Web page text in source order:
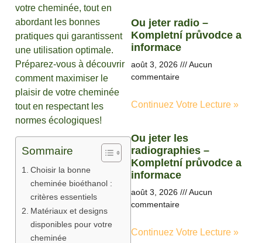
votre cheminée, tout en
abordant les bonnes
pratiques qui garantissent
une utilisation optimale.
Préparez-vous à découvrir
comment maximiser le
plaisir de votre cheminée
tout en respectant les
normes écologiques!
Sommaire
Choisir la bonne
cheminée bioéthanol :
critères essentiels
Matériaux et designs
disponibles pour votre
cheminée
Ou jeter radio –
Kompletní průvodce a
informace
août 3, 2026
Aucun
commentaire
Continuez Votre Lecture »
Ou jeter les
radiographies –
Kompletní průvodce a
informace
août 3, 2026
Aucun
commentaire
Continuez Votre Lecture »